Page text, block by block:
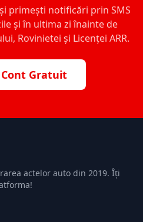
primești notificări prin SMS
și în ultima zi înainte de
Rovinietei și Licenței ARR.
Cont Gratuit
actelor auto din 2019. Îți